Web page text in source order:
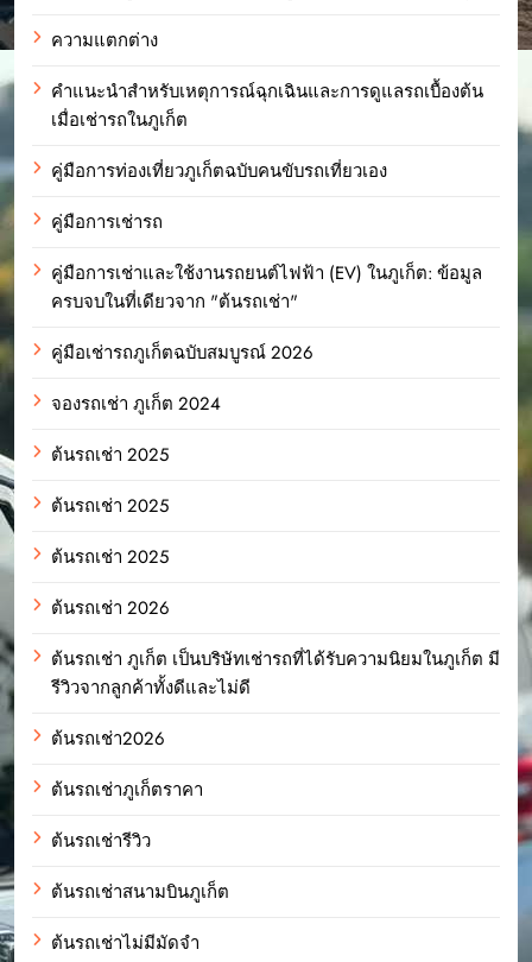
ความแตกต่าง
คำแนะนำสำหรับเหตุการณ์ฉุกเฉินและการดูแลรถเบื้องต้น
เมื่อเช่ารถในภูเก็ต
คู่มือการท่องเที่ยวภูเก็ตฉบับคนขับรถเที่ยวเอง
คู่มือการเช่ารถ
คู่มือการเช่าและใช้งานรถยนต์ไฟฟ้า (EV) ในภูเก็ต: ข้อมูล
ครบจบในที่เดียวจาก "ต้นรถเช่า"
คู่มือเช่ารถภูเก็ตฉบับสมบูรณ์ 2026
จองรถเช่า ภูเก็ต 2024
ต้นรถเช่า 2025
ต้นรถเช่า 2025
ต้นรถเช่า 2025
ต้นรถเช่า 2026
ต้นรถเช่า ภูเก็ต เป็นบริษัทเช่ารถที่ได้รับความนิยมในภูเก็ต มี
รีวิวจากลูกค้าทั้งดีและไม่ดี
ต้นรถเช่า2026
ต้นรถเช่าภูเก็ตราคา
ต้นรถเช่ารีวิว
ต้นรถเช่าสนามบินภูเก็ต
ต้นรถเช่าไม่มีมัดจำ